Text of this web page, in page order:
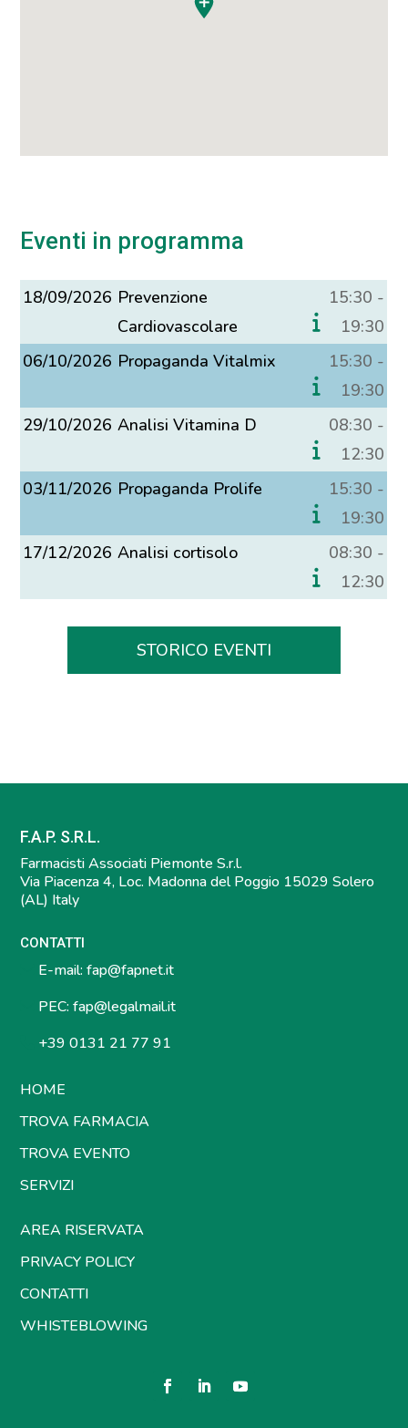
Eventi in programma
18/09/2026 Prevenzione
Cardiovascolare
15:30 -
19:30
06/10/2026 Propaganda Vitalmix
15:30 -
19:30
29/10/2026 Analisi Vitamina D
08:30 -
12:30
03/11/2026 Propaganda Prolife
15:30 -
19:30
17/12/2026 Analisi cortisolo
08:30 -
12:30
STORICO EVENTI
F.A.P. S.R.L.
Farmacisti Associati Piemonte S.r.l.
Via Piacenza 4, Loc. Madonna del Poggio 15029 Solero
(AL) Italy
CONTATTI
E-mail: fap@fapnet.it
PEC: fap@legalmail.it
+39 0131 21 77 91
HOME
TROVA FARMACIA
TROVA EVENTO
SERVIZI
AREA RISERVATA
PRIVACY POLICY
CONTATTI
WHISTEBLOWING